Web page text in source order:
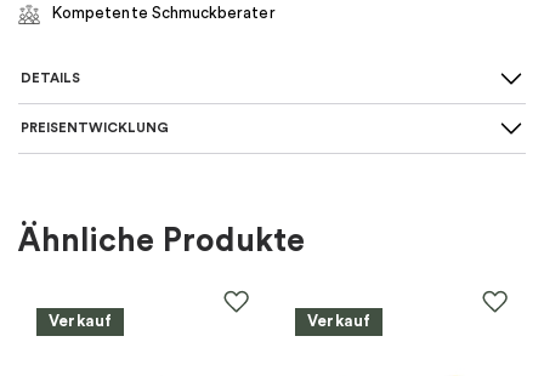
Kompetente Schmuckberater
DETAILS
Art des Ohrrings
Material
PREISENTWICKLUNG
Ähnliche Produkte
Verkauf Verkauf